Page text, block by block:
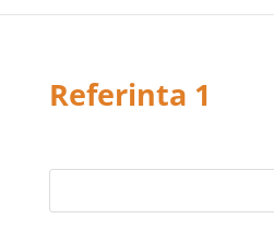
Referinta 1